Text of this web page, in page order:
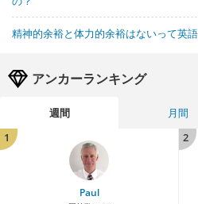
精神的余裕と体力的余裕はないって英
アンカーランキング
週間 月間
1
Paul
2